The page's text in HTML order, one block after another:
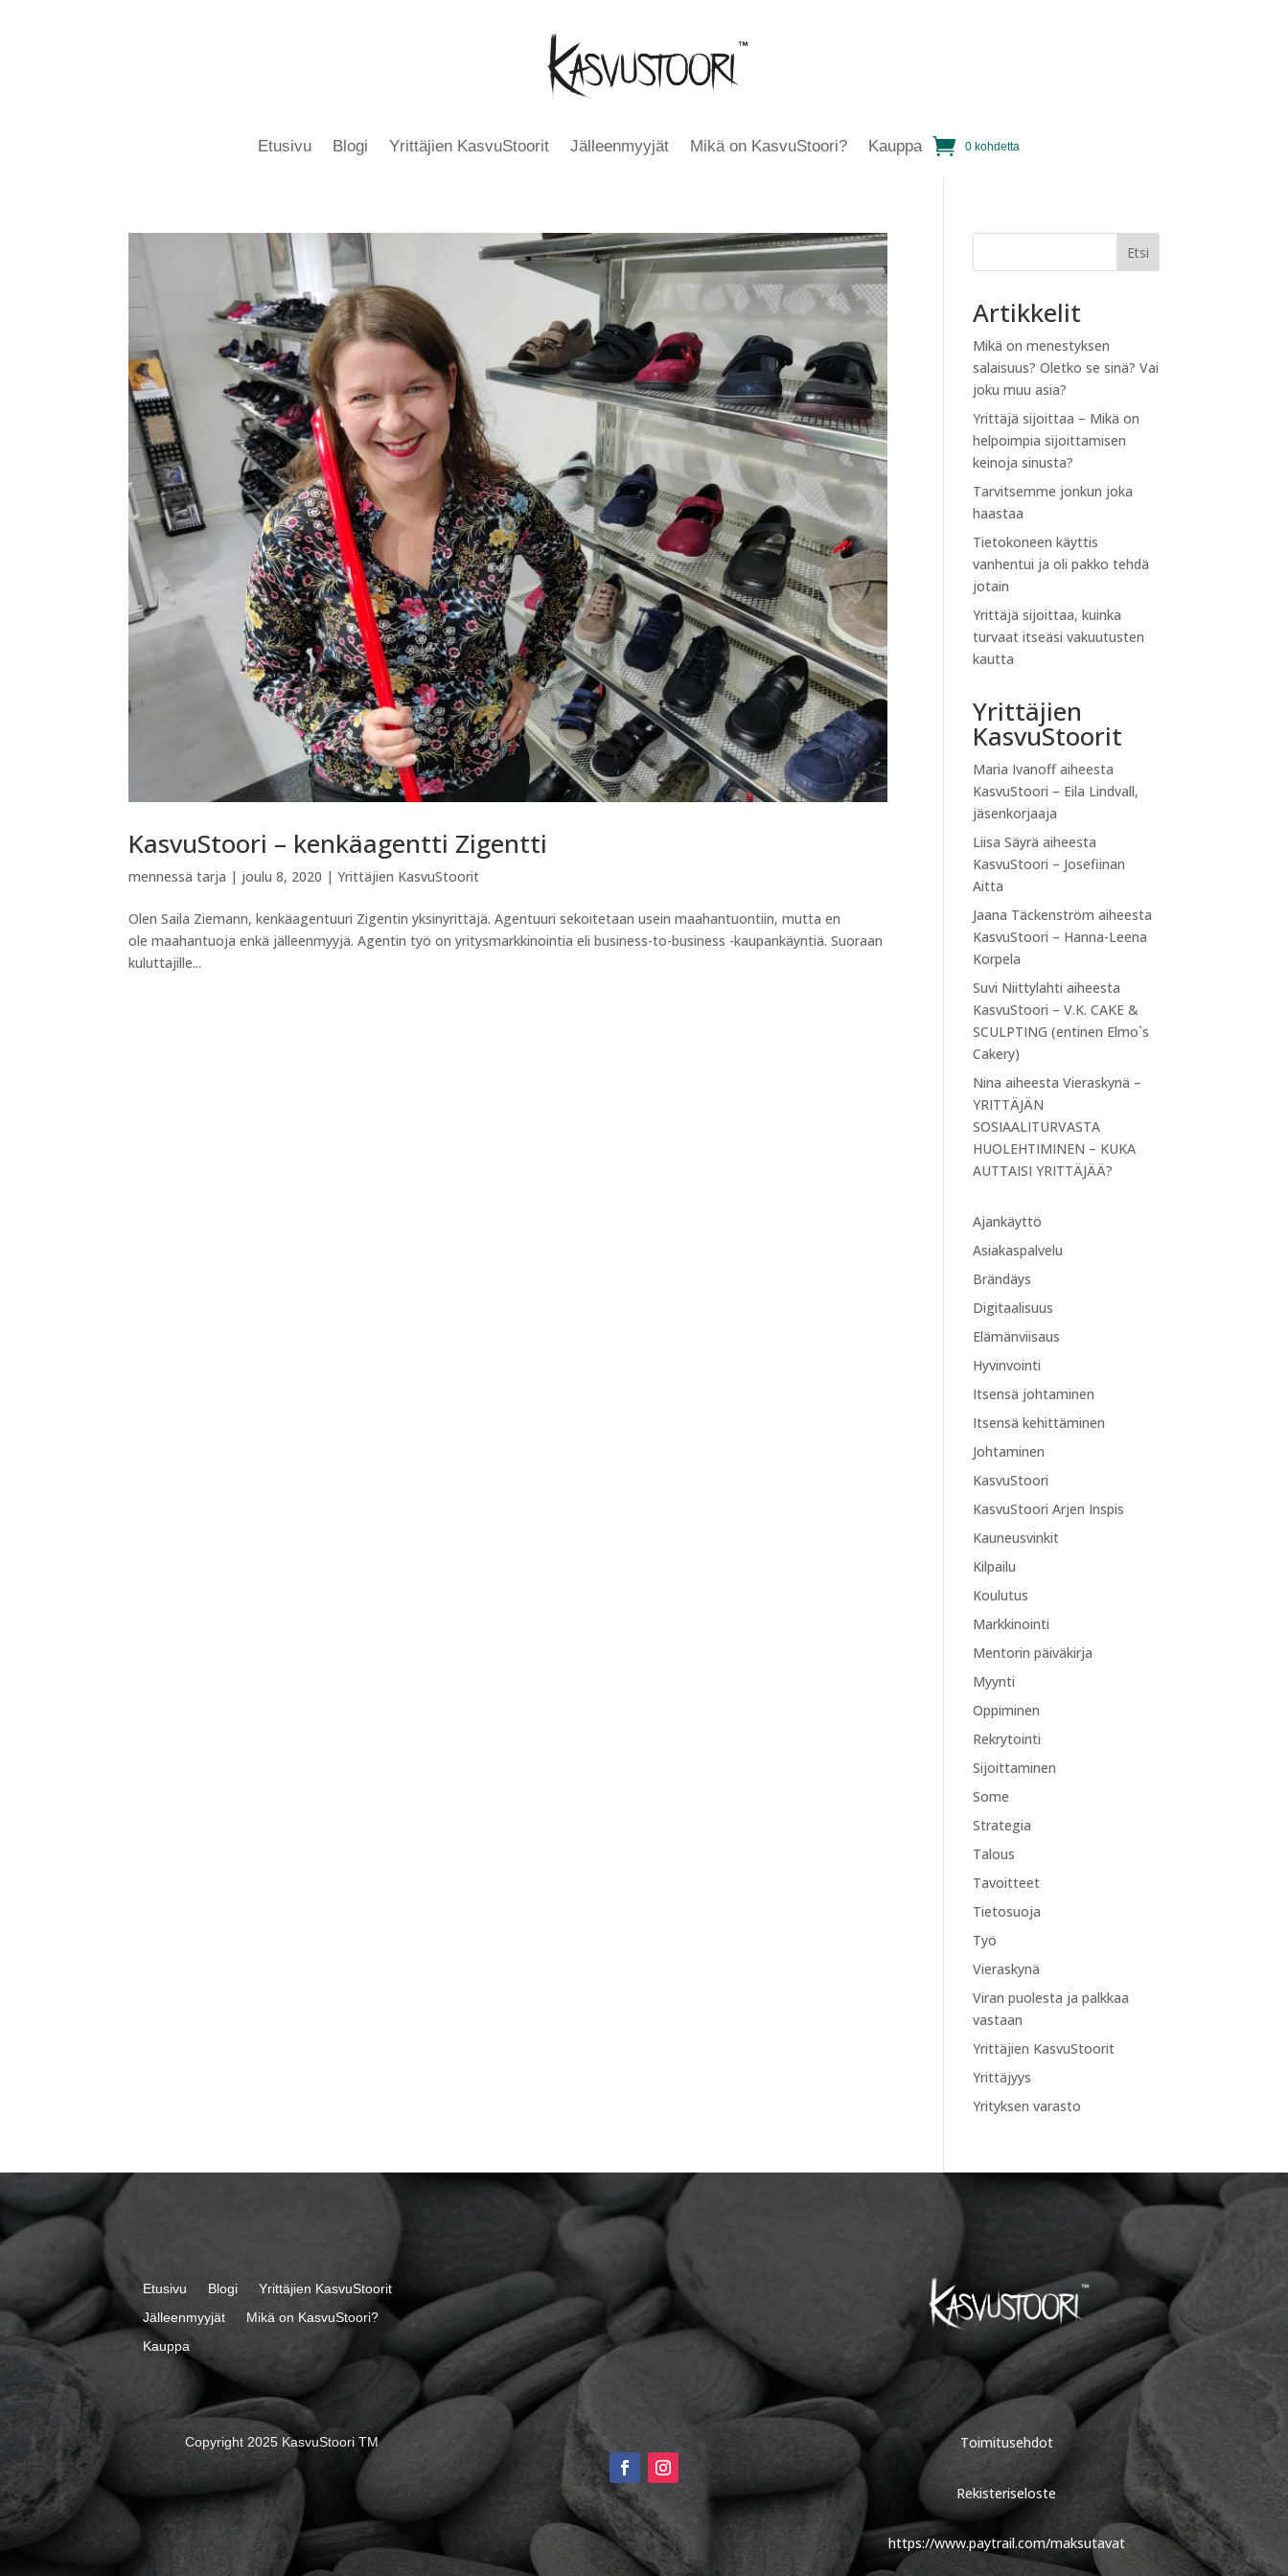
Etusivu Blogi Yrittäjien KasvuStoorit Jälleenmyyjät Mikä on KasvuStoori? Kauppa 0 kohdetta
KasvuStoori – kenkäagentti Zigentti
mennessätarja | joulu 8, 2020 |Yrittäjien KasvuStoorit
Olen Saila Ziemann, kenkäagentuuri Zigentin yksinyrittäjä. Agentuuri sekoitetaan usein maahantuontiin, mutta en
ole maahantuoja enkä jälleenmyyjä. Agentin työ on yritysmarkkinointia eli business-to-business -kaupankäyntiä. Suoraan
kuluttajille...
Etsi
Artikkelit
Mikä on menestyksen
salaisuus? Oletko se sinä? Vai
joku muu asia?
Yrittäjä sijoittaa – Mikä on
helpoimpia sijoittamisen
keinoja sinusta?
Tarvitsemme jonkun joka
haastaa
Tietokoneen käyttis
vanhentui ja oli pakko tehdä
jotain
Yrittäjä sijoittaa, kuinka
turvaat itseäsi vakuutusten
kautta
Yrittäjien
KasvuStoorit
Maria Ivanoffaiheesta
KasvuStoori – Eila Lindvall,
jäsenkorjaaja
Liisa Säyrä aiheesta
KasvuStoori – Josefiinan
Aitta
Jaana Täckenström aiheesta
KasvuStoori – Hanna-Leena
Korpela
Suvi Niittylahti aiheesta
KasvuStoori – V.K. CAKE &
SCULPTING (entinen Elmo`s
Cakery)
Nina aiheestaVieraskynä –
YRITTÄJÄN
SOSIAALITURVASTA
HUOLEHTIMINEN – KUKA
AUTTAISI YRITTÄJÄÄ?
Ajankäyttö
Asiakaspalvelu
Brändäys
Digitaalisuus
Elämänviisaus
Hyvinvointi
Itsensä johtaminen
Itsensä kehittäminen
Johtaminen
KasvuStoori
KasvuStoori Arjen Inspis
Kauneusvinkit
Kilpailu
Koulutus
Markkinointi
Mentorin päiväkirja
Myynti
Oppiminen
Rekrytointi
Sijoittaminen
Some
Strategia
Talous
Tavoitteet
Tietosuoja
Työ
Vieraskynä
Viran puolesta ja palkkaa
vastaan
Yrittäjien KasvuStoorit
Yrittäjyys
Yrityksen varasto
Etusivu Blogi
Yrittäjien KasvuStoorit
Jälleenmyyjät
Mikä on KasvuStoori?
Kauppa
Copyright 2025 KasvuStoori TM Toimitusehdot
Rekisteriseloste
https://www.paytrail.com/maksutavat